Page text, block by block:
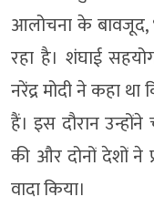
आलोचना के बावजूद,
रहा है। शंघाई
नरेंद्र मोदी ने कहा
हैं। इस दौरान उन्होंने
की और दोनों देशों ने
वादा किया।